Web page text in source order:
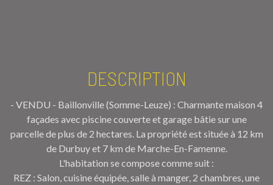
DESCRIPTION
- VENDU - Baillonville (Somme-Leuze) : Charmante maison 4
façades avec piscine couverte et garage bâtie sur une
parcelle de plus de 2 hectares. La propriété est située à 12 km
de Durbuy et 7 km de Marche-En-Famenne.
L'habitation se compose comme suit :
REZ : Salon, cuisine équipée, salle à manger, 2 chambres, une